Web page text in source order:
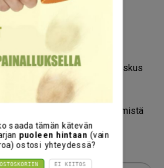
saada tämän kätevän
puoleen hintaan
ostosi yhteydessä?
syönti eli koprofagia
yleistä ongelmaa eli koiran
syitä ja ongelman ratkaisua.
siihen, miksi koira puree joskus
merkkailee
haju sisällä ei ole mukava; mistä
tarpeitaan sisälle?